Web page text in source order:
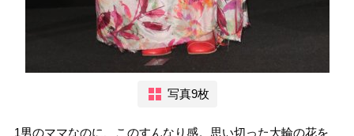
写真9枚
1男のママなのに、このすんなり感。思い切った大輪の花を